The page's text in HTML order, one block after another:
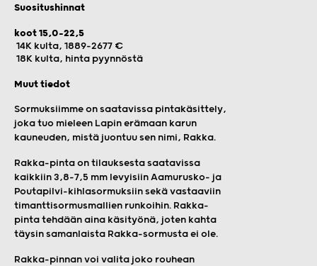
Suositushinnat
koot 15,0-22,5
14K kulta, 1889-2677 €
18K kulta, hinta pyynnöstä
Muut tiedot
Sormuksiimme on saatavissa pintakäsittely,
joka tuo mieleen Lapin erämaan karun
kauneuden, mistä juontuu sen nimi, Rakka.
Rakka-pinta on tilauksesta saatavissa
kaikkiin 3,8-7,5 mm levyisiin Aamurusko- ja
Poutapilvi-kihlasormuksiin sekä vastaaviin
timanttisormusmallien runkoihin. Rakka-
pinta tehdään aina käsityönä, joten kahta
täysin samanlaista Rakka-sormusta ei ole.
Rakka-pinnan voi valita joko rouhean